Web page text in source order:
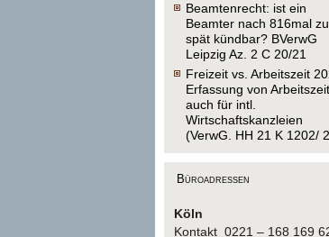
Beamtenrecht: ist ein
Beamter nach 816mal zu
spät kündbar? BVerwG
Leipzig Az. 2 C 20/21
Freizeit vs. Arbeitszeit
Erfassung von
auch für intl.
Wirtschaftskanzleien
(VerwG. HH 21 K 1202/
Büroadressen
Köln
Kontakt 0221 – 168 169